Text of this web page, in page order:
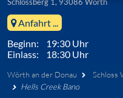
Anfahrt ...
Beginn: 19:30 Uhr
Einlass: 18:30 Uhr
Wörth an der Donau Schloss
Hells Creek Band